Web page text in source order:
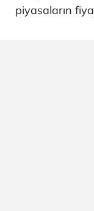
piyasaların